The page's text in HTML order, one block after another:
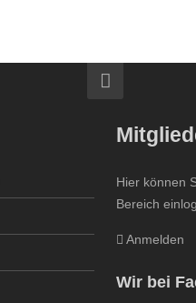
Hier können
Bereich
Anmelden
Wir bei